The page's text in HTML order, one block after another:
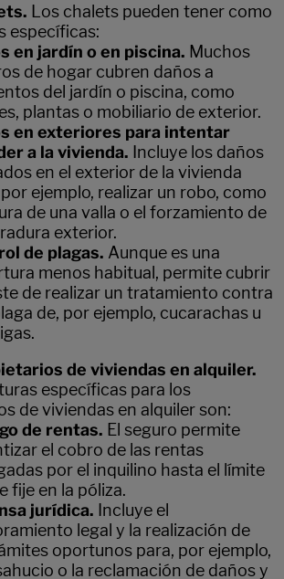
Los chalets pueden tener como
específicas:
en jardín o en piscina. Muchos
de hogar cubren daños a
del jardín o piscina, como
plantas o mobiliario de exterior.
en exteriores para intentar
a la vivienda. Incluye los daños
en el exterior de la vivienda
ejemplo, realizar un robo, como
de una valla o el forzamiento de
exterior.
de plagas. Aunque es una
menos habitual, permite cubrir
de realizar un tratamiento contra
de, por ejemplo, cucarachas u
de viviendas en alquiler.
específicas para los
de viviendas en alquiler son:
de rentas. El seguro permite
el cobro de las rentas
por el inquilino hasta el límite
fije en la póliza.
jurídica. Incluye el
legal y la realización de
oportunos para, por ejemplo,
o la reclamación de daños y